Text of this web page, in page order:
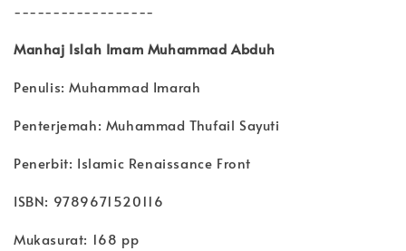
------------------
Manhaj Islah Imam Muhammad Abduh
Penulis: Muhammad Imarah
Penterjemah: Muhammad Thufail Sayuti
Penerbit: Islamic Renaissance Front
ISBN: 9789671520116
Mukasurat: 168 pp